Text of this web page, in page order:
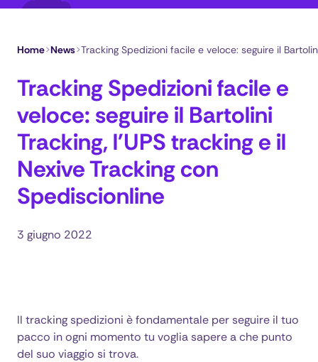
Home>News>Tracking Spedizioni facile e veloce: seguire il
Tracking Spedizioni facile e
veloce: seguire il Bartolini
Tracking, l'UPS tracking e il
Nexive Tracking con
Spediscionline
3 giugno 2022
Il tracking spedizioni è fondamentale per seguire il tuo
pacco in ogni momento tu voglia sapere a che punto
del suo viaggio si trova.